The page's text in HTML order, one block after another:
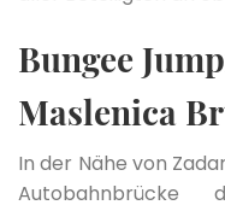
Bungee
Maslenica
In der Nähe von
Autobahnbrücke